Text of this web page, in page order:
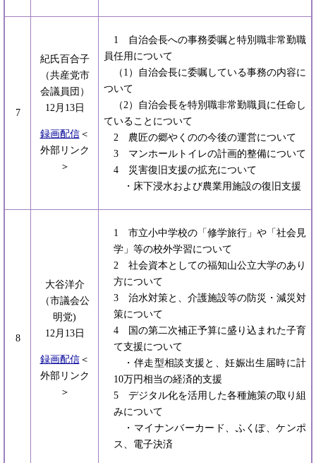
7
紀氏百合子
（共産党市
会議員団）
12月13日
録画配信＜
外部リンク
＞
1 自治会長への事務委嘱と特別職非常勤職
員任用について
（1）自治会長に委嘱している事務の内容に
ついて
（2）自治会長を特別職非常勤職員に任命し
ていることについて
2 農匠の郷やくのの今後の運営について
3 マンホールトイレの計画的整備について
4 災害復旧支援の拡充について
・床下浸水および農業用施設の復旧支援
8
大谷洋介
（市議会公
明党)
12月13日
録画配信＜
外部リンク
＞
1 市立小中学校の「修学旅行」や「社会見
学」等の校外学習について
2 社会資本としての福知山公立大学のあり
方について
3 治水対策と、介護施設等の防災・減災対
策について
4 国の第二次補正予算に盛り込まれた子育
て支援について
・伴走型相談支援と、妊娠出生届時に計
10万円相当の経済的支援
5 デジタル化を活用した各種施策の取り組
みについて
・マイナンバーカード、ふくぽ、ケンポ
ス、電子決済